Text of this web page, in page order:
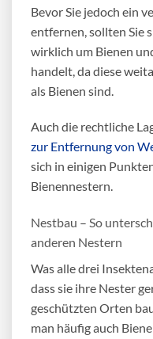
Bevor Sie jedoch ein
entfernen , sollten Sie
wirklich um Bienen
handelt, da diese
als Bienen sind.
Auch die rechtliche
zur Entfernung von
sich in einigen
Bienennestern.
Nestbau – So
anderen Nestern
Was alle drei
dass sie ihre Nester
geschützten Orten
man häufig auch